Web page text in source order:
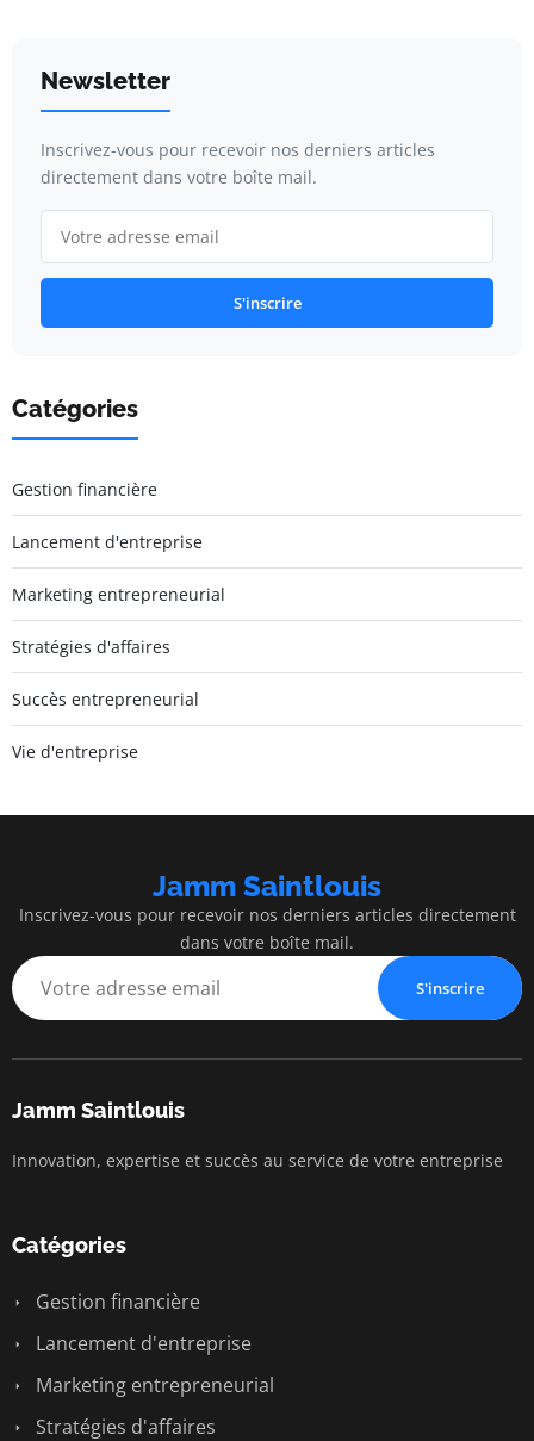
Newsletter
Inscrivez-vous pour recevoir nos derniers articles
directement dans votre boîte mail.
S'inscrire
Catégories
Gestion financière
Lancement d'entreprise
Marketing entrepreneurial
Stratégies d'affaires
Succès entrepreneurial
Vie d'entreprise
Jamm Saintlouis
Inscrivez-vous pour recevoir nos derniers articles directement
dans votre boîte mail.
S'inscrire
Jamm Saintlouis
Innovation, expertise et succès au service de votre entreprise
Catégories
Gestion financière
Lancement d'entreprise
Marketing entrepreneurial
Stratégies d'affaires